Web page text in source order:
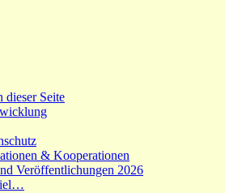
Seite
& Kooperationen
Veröffentlichungen 2026